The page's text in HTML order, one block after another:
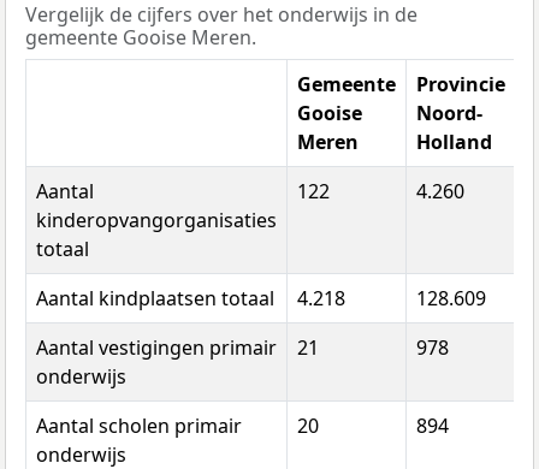
Vergelijk de cijfers over het onderwijs in de
gemeente Gooise Meren.
Gemeente
Gooise
Meren
Provincie
Noord-
Holland
Aantal
kinderopvangorganisaties
totaal
122 4.260
Aantal kindplaatsen totaal 4.218 128.609
Aantal vestigingen primair
onderwijs
21 978
Aantal scholen primair
onderwijs
20 894